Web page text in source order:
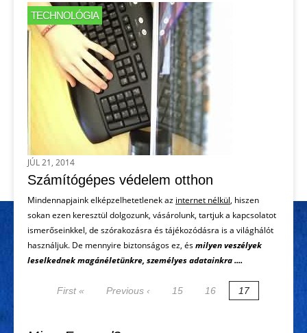
TECHNOLÓGIA
JÚL 21, 2014
Számítógépes védelem otthon
Mindennapjaink elképzelhetetlenek az internet nélkül, hiszen
sokan ezen keresztül dolgozunk, vásárolunk, tartjuk a kapcsolatot
ismerőseinkkel, de szórakozásra és tájékozódásra is a világhálót
használjuk. De mennyire biztonságos ez, ésmilyen veszélyek
leselkednek magánéletünkre, személyes adatainkra ....
First « Previous ‹ 15 16 17